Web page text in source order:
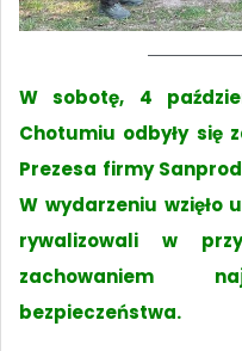
W sobotę, 4
Chotumiu odbyły się
Prezesa firmy
W wydarzeniu wzięło
rywalizowali w
zachowaniem
bezpieczeństwa.